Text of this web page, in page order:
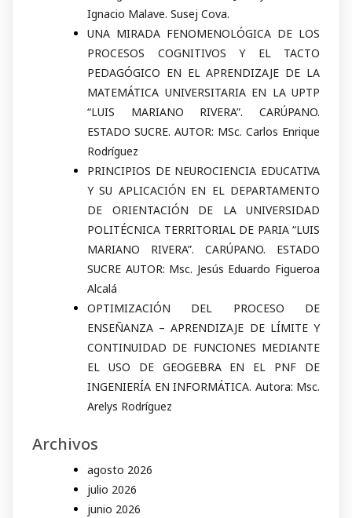
Ignacio Malave. Susej Cova.
UNA MIRADA FENOMENOLÓGICA DE LOS
PROCESOS COGNITIVOS Y EL TACTO
PEDAGÓGICO EN EL APRENDIZAJE DE LA
MATEMÁTICA UNIVERSITARIA EN LA UPTP
“LUIS MARIANO RIVERA”. CARÚPANO.
ESTADO SUCRE. AUTOR: MSc. Carlos Enrique
Rodríguez
PRINCIPIOS DE NEUROCIENCIA EDUCATIVA
Y SU APLICACIÓN EN EL DEPARTAMENTO
DE ORIENTACIÓN DE LA UNIVERSIDAD
POLITÉCNICA TERRITORIAL DE PARIA “LUIS
MARIANO RIVERA”. CARÚPANO. ESTADO
SUCRE AUTOR: Msc. Jesús Eduardo Figueroa
Alcalá
OPTIMIZACIÓN DEL PROCESO DE
ENSEÑANZA – APRENDIZAJE DE LÍMITE Y
CONTINUIDAD DE FUNCIONES MEDIANTE
EL USO DE GEOGEBRA EN EL PNF DE
INGENIERÍA EN INFORMÁTICA. Autora: Msc.
Arelys Rodríguez
Archivos
agosto 2026
julio 2026
junio 2026